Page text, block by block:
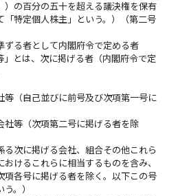
）の百分の五十を超える議決権を保有
「特定個人株主」という。）（第二号
ずる者として内閣府令で定める者
」とは、次に掲げる者（内閣府令で定
等（自己並びに前号及び次項第一号に
社等（次項第二号に掲げる者を除
る次に掲げる会社、組合その他これら
けるこれらに相当するものを含み、
項各号に掲げる者を除く。以下この号
。）